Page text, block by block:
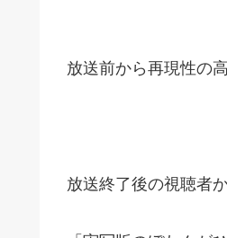
放送前から再現性の
放送終了後の視聴者